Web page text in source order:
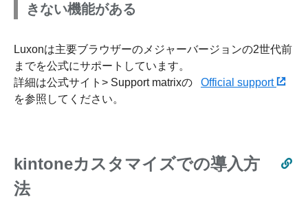
きない機能がある
Luxonは主要ブラウザーのメジャーバージョンの2世代前
までを公式にサポートしています。
詳細は公式サイト> Support matrixの
Official support
を参照してください。
kintoneカスタマイズでの導入方
法